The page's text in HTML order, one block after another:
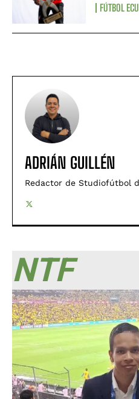
FÚTBOL
ADRIÁN GUILLÉN
Redactor de Studiofútbol
NTF